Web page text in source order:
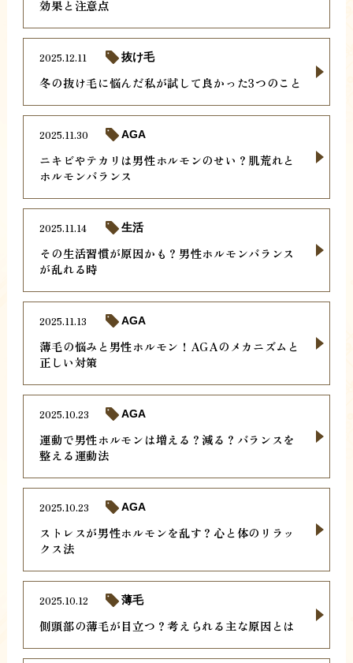
効果と注意点
冬の抜け毛に悩んだ私が試して良かった3つのこと
2025.12.11 抜け毛
ニキビやテカリは男性ホルモンのせい？肌荒れと
ホルモンバランス
2025.11.30 AGA
その生活習慣が原因かも？男性ホルモンバランス
が乱れる時
2025.11.14 生活
薄毛の悩みと男性ホルモン！AGAのメカニズムと
正しい対策
2025.11.13 AGA
運動で男性ホルモンは増える？減る？バランスを
整える運動法
2025.10.23 AGA
ストレスが男性ホルモンを乱す？心と体のリラッ
クス法
2025.10.23 AGA
側頭部の薄毛が目立つ？考えられる主な原因とは
2025.10.12 薄毛